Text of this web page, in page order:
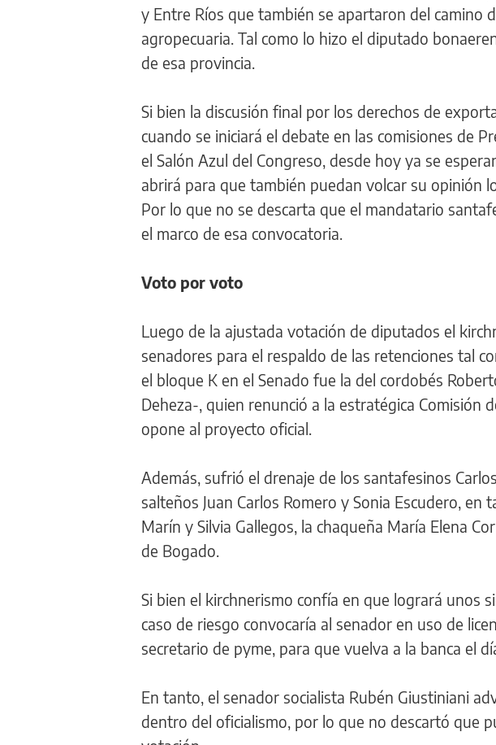
y Entre Ríos que también se apartaron del camino
agropecuaria. Tal como lo hizo el diputado
de esa provincia.
Si bien la discusión final por los derechos de
cuando se iniciará el debate en las comisiones de
el Salón Azul del Congreso, desde hoy ya se
abrirá para que también puedan volcar su opinión
Por lo que no se descarta que el mandatario
el marco de esa convocatoria.
Voto por voto
Luego de la ajustada votación de diputados el
senadores para el respaldo de las retenciones tal
el bloque K en el Senado fue la del cordobés
Deheza-, quien renunció a la estratégica Comisión
opone al proyecto oficial.
Además, sufrió el drenaje de los santafesinos
salteños Juan Carlos Romero y Sonia Escudero,
Marín y Silvia Gallegos, la chaqueña María Elena
de Bogado.
Si bien el kirchnerismo confía en que logrará unos
caso de riesgo convocaría al senador en uso de
secretario de pyme, para que vuelva a la banca el
En tanto, el senador socialista Rubén Giustiniani
dentro del oficialismo, por lo que no descartó que